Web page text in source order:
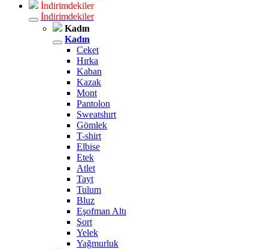
İndirimdekiler
İndirimdekiler
Kadın
Kadın
Ceket
Hırka
Kaban
Kazak
Mont
Pantolon
Sweatshırt
Gömlek
T-shirt
Elbise
Etek
Atlet
Tayt
Tulum
Bluz
Eşofman Altı
Şort
Yelek
Yağmurluk